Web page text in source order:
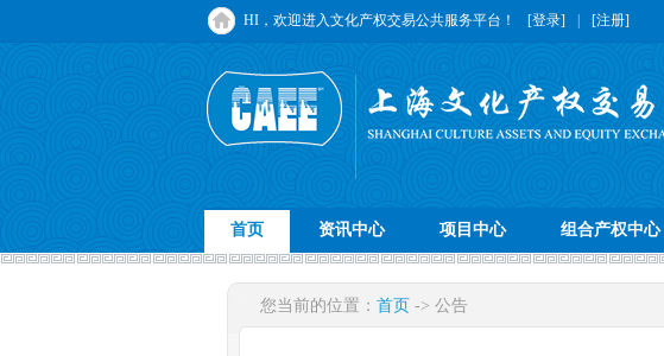
HI，欢迎进入文化产权交易公共服务平台！ [登录] [注册]
首页 资讯中心 项目中心 组合产权中心
您当前的位置： 首页 -> 公告